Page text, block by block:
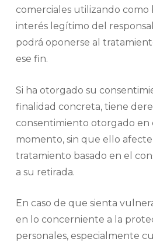
comerciales utilizando como
interés legítimo del
podrá oponerse al
ese fin.
Si ha otorgado su
finalidad concreta, tiene
consentimiento otorgado en
momento, sin que ello
tratamiento basado en el
a su retirada.
En caso de que sienta
en lo concerniente a la
personales, especialmente